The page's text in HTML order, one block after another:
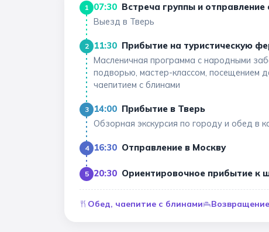
1 07:30 Встреча группы и
Выезд в Тверь
2 11:30 Прибытие на туристическую
Масленичная программа с народными
подворью, мастер-классом, посещением
чаепитием с блинами
3 14:00 Прибытие в Тверь
Обзорная экскурсия по городу и обед в
4 16:30 Отправление в Москву
5 20:30 Ориентировочное прибытие к
Обед, чаепитие с блинами